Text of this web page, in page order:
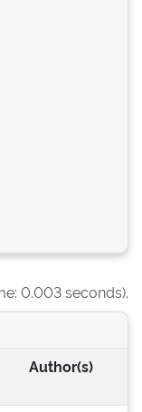
0.003 seconds).
Author(s)